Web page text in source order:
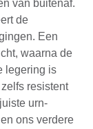
van buitenaf.
de
Een
waarna de
legering is
resistent
urn-
ons verdere